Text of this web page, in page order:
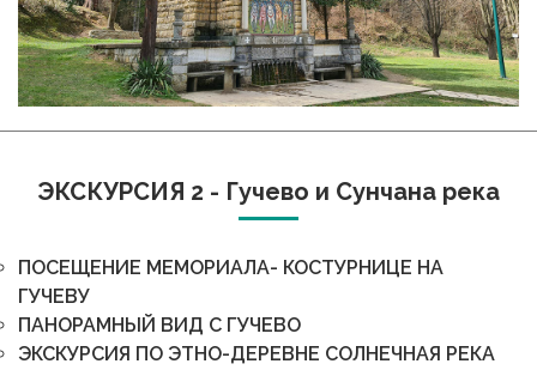
Фонтан Девяти Юговичей
ЭКСКУРСИЯ 2 - Гучево и Сунчана река
ПОСЕЩЕНИЕ МЕМОРИАЛА- КОСТУРНИЦЕ НА
ГУЧЕВУ
ПАНОРАМНЫЙ ВИД С ГУЧЕВО
ЭКСКУРСИЯ ПО ЭТНО-ДЕРЕВНЕ СОЛНЕЧНАЯ РЕКА